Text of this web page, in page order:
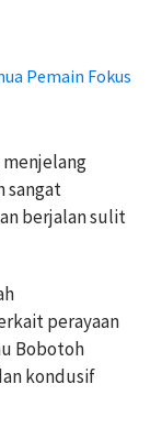
Pemain Fokus
menjelang
sangat
berjalan sulit
perayaan
Bobotoh
kondusif